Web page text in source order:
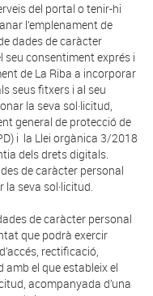
del portal o tenir-hi
l’emplenament de
dades de caràcter
seu consentiment exprés i
de La Riba a incorporar
seus fitxers i al seu
la seva sol·licitud,
general de protecció de
i la Llei orgànica 3/2018
dels drets digitals.
de caràcter personal
seva sol·licitud.
de caràcter personal
que podrà exercir
rectificació,
amb el que estableix el
acompanyada d’una